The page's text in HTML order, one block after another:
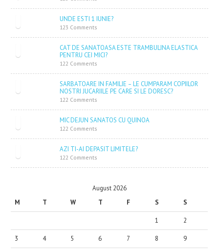
UNDE ESTI 1 IUNIE?
123 Comments
CAT DE SANATOASA ESTE TRAMBULINA ELASTICA
PENTRU CEI MICI?
122 Comments
SARBATOARE IN FAMILIE – LE CUMPARAM COPIILOR
NOSTRI JUCARIILE PE CARE SI LE DORESC?
122 Comments
MIC DEJUN SANATOS CU QUINOA
122 Comments
AZI TI-AI DEPASIT LIMITELE?
122 Comments
August 2026
M
T W T F S S
1 2
3 4 5 6 7 8 9